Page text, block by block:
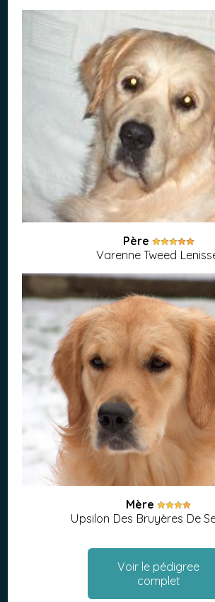
Père
Varenne Tweed
Mère
Upsilon Des Bruyères De
Voir le pédigree
complet